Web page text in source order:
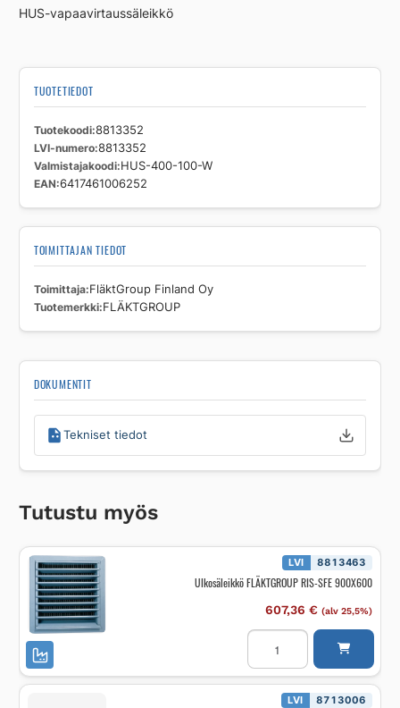
HUS-vapaavirtaussäleikkö
TUOTETIEDOT
Tuotekoodi 8813352
LVI-numero 8813352
Valmistajakoodi HUS-400-100-W
EAN 6417461006252
TOIMITTAJAN TIEDOT
Toimittaja FläktGroup Finland Oy
Tuotemerkki FLÄKTGROUP
DOKUMENTIT
Tekniset tiedot
Tutustu myös
LVI 8813463
Ulkosäleikkö FLÄKTGROUP RIS-SFE 900X600
607,36 € (alv 25,5%)
Ulkosäleikkö
FLÄKTGROUP
SFE
900X600
määrä LVI 8713006